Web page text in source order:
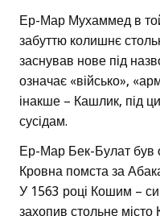
Ер-Мар Мухаммед в
забуттю колишнє
заснував нове під
означає «військо»,
інакше – Кашлик, під
сусідам.
Ер-Мар Бек-Булат
Кровна помста за
У 1563 році Кошим –
захопив стольне місто